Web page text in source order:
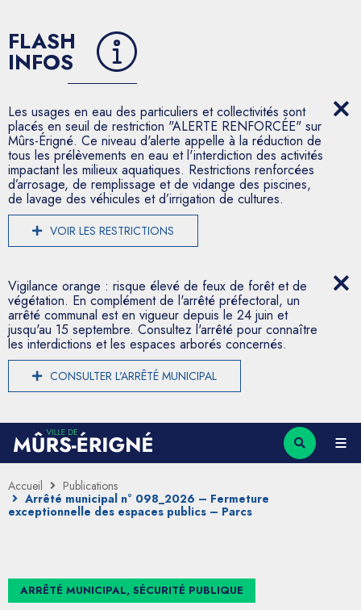
FLASH
INFOS
Les usages en eau des particuliers et collectivités sont
placés en seuil de restriction "ALERTE RENFORCÉE" sur
Mûrs-Érigné. Ce niveau d'alerte appelle à la réduction de
tous les prélèvements en eau et l'interdiction des activités
impactant les milieux aquatiques. Restrictions renforcées
d’arrosage, de remplissage et de vidange des piscines,
de lavage des véhicules et d’irrigation de cultures.
VOIR LES RESTRICTIONS
Vigilance orange : risque élevé de feux de forêt et de
végétation. En complément de l'arrêté préfectoral, un
arrêté communal est en vigueur depuis le 24 juin et
jusqu'au 15 septembre. Consultez l'arrêté pour connaître
les interdictions et les espaces arborés concernés.
CONSULTER L'ARRÊTÉ MUNICIPAL
Accueil
Publications
Arrêté municipal n° 098_2026 – Fermeture
exceptionnelle des espaces publics – Parcs
ARRÊTÉ MUNICIPAL, SÉCURITÉ PUBLIQUE